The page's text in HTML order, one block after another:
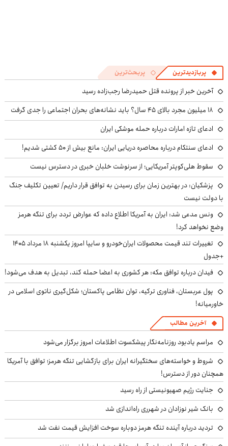
پربازدیدترین پربحث‌ترین
آخرین خبر از پرونده قتل حمیدرضا رجب‌زاده رسید
۱۸ میلیون مجرد بالای ۴۵ سال؟ باید نشانه‌های بحران اجتماعی را جدی گرفت
ادعای تازه امارات درباره حمله موشکی ایران
ادعای سنتکام درباره محاصره دریایی ایران: مانع بیش از ۵۰ کشتی شدیم!
سقوط هلی‌کوپتر آمریکایی؛ از سرنوشت خلبان خبری در دسترس نیست
پزشکیان‌: در بهترین زمان برای رسیدن به توافق قرار داریم/ تعیین تکلیف جنگ
با دولت نیست
ونس مدعی شد: ایران به آمریکا اطلاع داده که عوارض تردد برای تنگه هرمز
وضع نخواهد کرد!
تغییرات تند قیمت محصولات ایران‌خودرو و سایپا امروز یکشنبه ۱۸ مرداد ۱۴۰۵
+جدول
فیدان درباره توافق مکه: هر کشوری به اعضا حمله کند، تبدیل به هدف می‌شود!
پول عربستان، فناوری ترکیه، توان نظامی پاکستان؛ شکل‌گیری ناتوی اسلامی در
خاورمیانه!
آخرین مطالب
مراسم یادبود روزنامه‌نگار پیشکسوت اطلاعات امروز برگزار می‌شود
شروط و خواسته‌های سختگیرانه ایران برای بازگشایی تنگه هرمز؛ توافق با آمریکا
همچنان دور از دسترس!
جنایت رژیم صهیونیستی از راه رسید
بانک شیر نوزادان در شهرری راه‌اندازی شد
تردید درباره آینده تنگه هرمز دوباره سوخت افزایش قیمت نفت شد